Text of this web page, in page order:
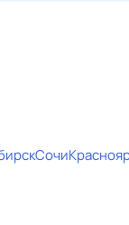
Сочи